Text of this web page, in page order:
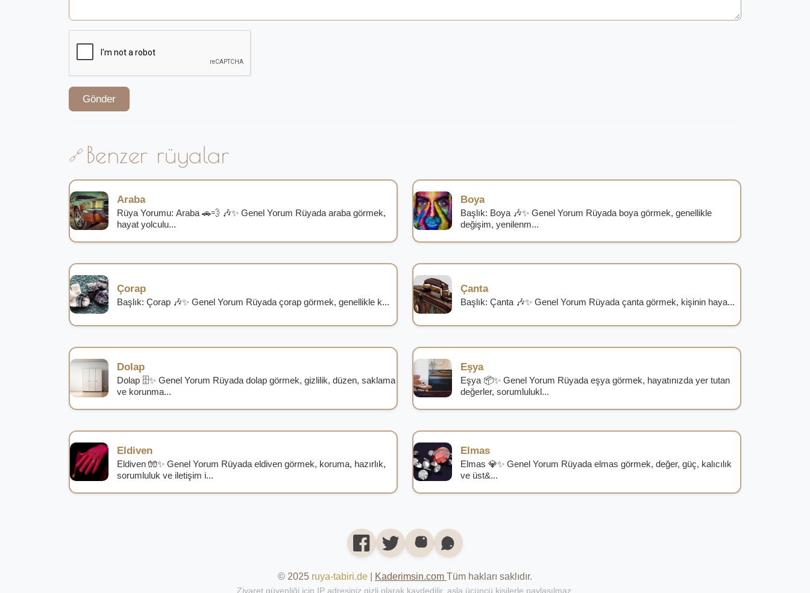
Gönder
Benzer rüyalar
Araba
Rüya Yorumu: Araba 🚗💨 🎶✨ Genel Yorum Rüyada araba görmek,
hayat yolculu...
Boya
Başlık: Boya 🎶✨ Genel Yorum Rüyada boya görmek, genellikle
değişim, yenilenm...
Çorap
Başlık: Çorap 🎶✨ Genel Yorum Rüyada çorap görmek, genellikle k...
Çanta
Başlık: Çanta 🎶✨ Genel Yorum Rüyada çanta görmek, kişinin haya...
Dolap
Dolap 🗄️✨ Genel Yorum Rüyada dolap görmek, gizlilik, düzen, saklama
ve korunma...
Eşya
Eşya 📦✨ Genel Yorum Rüyada eşya görmek, hayatınızda yer tutan
değerler, sorumlulukl...
Eldiven
Eldiven 🧤✨ Genel Yorum Rüyada eldiven görmek, koruma, hazırlık,
sorumluluk ve iletişim i...
Elmas
Elmas 💎✨ Genel Yorum Rüyada elmas görmek, değer, güç, kalıcılık
ve üst&...
© 2025 ruya-tabiri.de Kaderimsin.com Tüm hakları saklıdır.
Ziyaret güvenliği için IP adresiniz gizli olarak kaydedilir, asla üçüncü kişilerle paylaşılmaz.